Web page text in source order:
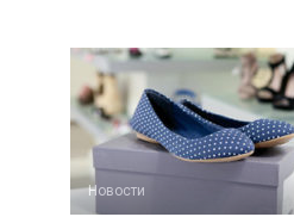
Новости